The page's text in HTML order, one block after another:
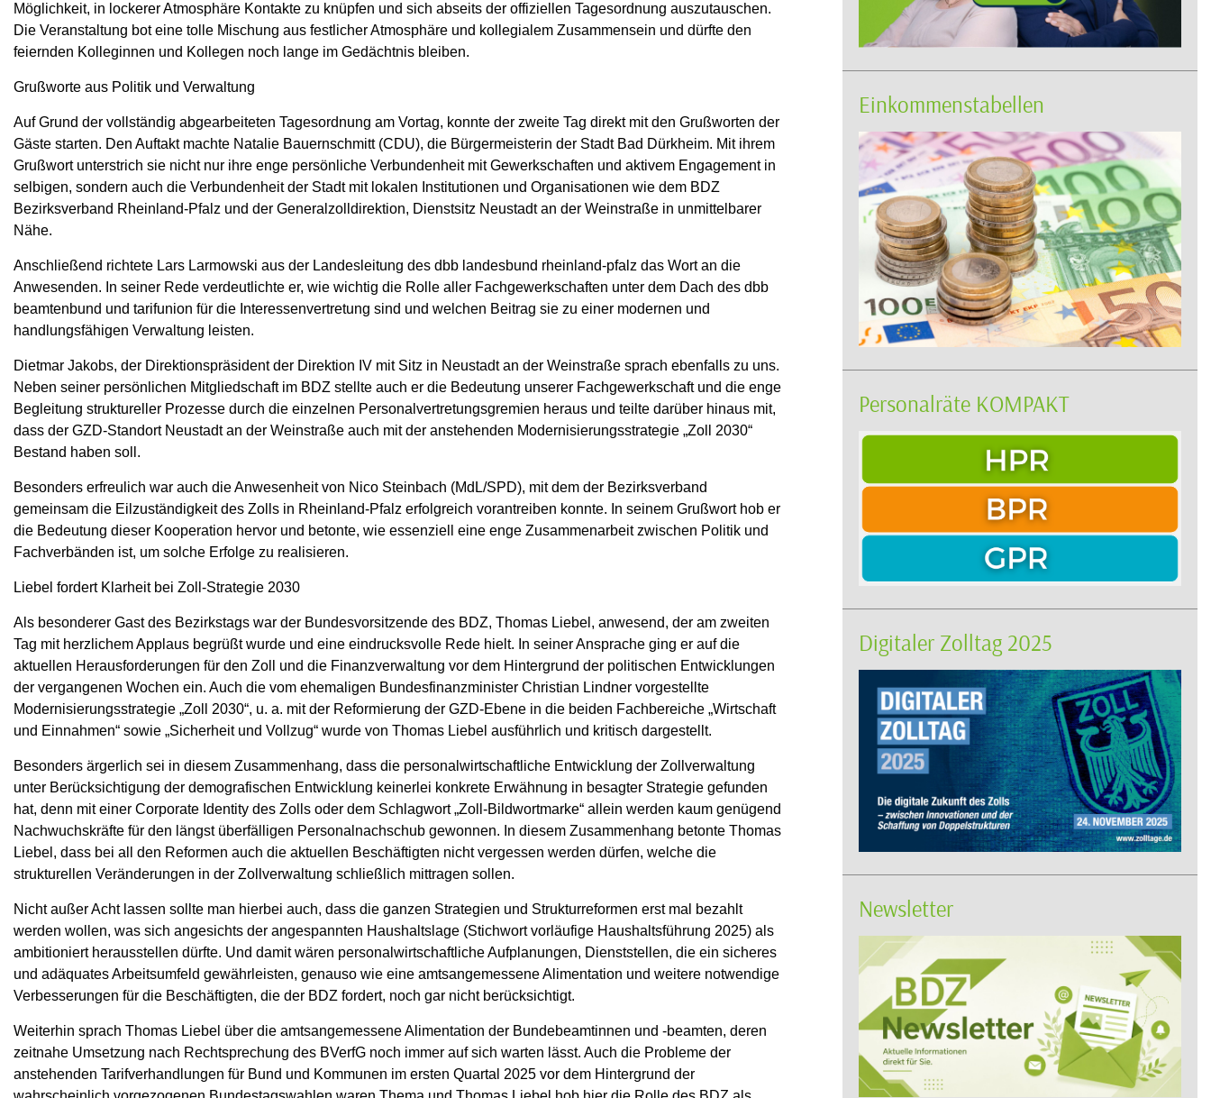
Möglichkeit, in lockerer Atmosphäre Kontakte zu knüpfen und sich abseits der offiziellen Tagesordnung auszutauschen.
Die Veranstaltung bot eine tolle Mischung aus festlicher Atmosphäre und kollegialem Zusammensein und dürfte den
feiernden Kolleginnen und Kollegen noch lange im Gedächtnis bleiben.
Grußworte aus Politik und Verwaltung
Auf Grund der vollständig abgearbeiteten Tagesordnung am Vortag, konnte der zweite Tag direkt mit den Grußworten der
Gäste starten. Den Auftakt machte Natalie Bauernschmitt (CDU), die Bürgermeisterin der Stadt Bad Dürkheim. Mit ihrem
Grußwort unterstrich sie nicht nur ihre enge persönliche Verbundenheit mit Gewerkschaften und aktivem Engagement in
selbigen, sondern auch die Verbundenheit der Stadt mit lokalen Institutionen und Organisationen wie dem BDZ
Bezirksverband Rheinland-Pfalz und der Generalzolldirektion, Dienstsitz Neustadt an der Weinstraße in unmittelbarer
Nähe.
Anschließend richtete Lars Larmowski aus der Landesleitung des dbb landesbund rheinland-pfalz das Wort an die
Anwesenden. In seiner Rede verdeutlichte er, wie wichtig die Rolle aller Fachgewerkschaften unter dem Dach des dbb
beamtenbund und tarifunion für die Interessenvertretung sind und welchen Beitrag sie zu einer modernen und
handlungsfähigen Verwaltung leisten.
Dietmar Jakobs, der Direktionspräsident der Direktion IV mit Sitz in Neustadt an der Weinstraße sprach ebenfalls zu uns.
Neben seiner persönlichen Mitgliedschaft im BDZ stellte auch er die Bedeutung unserer Fachgewerkschaft und die enge
Begleitung struktureller Prozesse durch die einzelnen Personalvertretungsgremien heraus und teilte darüber hinaus mit,
dass der GZD-Standort Neustadt an der Weinstraße auch mit der anstehenden Modernisierungsstrategie „Zoll 2030“
Bestand haben soll.
Besonders erfreulich war auch die Anwesenheit von Nico Steinbach (MdL/SPD), mit dem der Bezirksverband
gemeinsam die Eilzuständigkeit des Zolls in Rheinland-Pfalz erfolgreich vorantreiben konnte. In seinem Grußwort hob er
die Bedeutung dieser Kooperation hervor und betonte, wie essenziell eine enge Zusammenarbeit zwischen Politik und
Fachverbänden ist, um solche Erfolge zu realisieren.
Liebel fordert Klarheit bei Zoll-Strategie 2030
Als besonderer Gast des Bezirkstags war der Bundesvorsitzende des BDZ, Thomas Liebel, anwesend, der am zweiten
Tag mit herzlichem Applaus begrüßt wurde und eine eindrucksvolle Rede hielt. In seiner Ansprache ging er auf die
aktuellen Herausforderungen für den Zoll und die Finanzverwaltung vor dem Hintergrund der politischen Entwicklungen
der vergangenen Wochen ein. Auch die vom ehemaligen Bundesfinanzminister Christian Lindner vorgestellte
Modernisierungsstrategie „Zoll 2030“, u. a. mit der Reformierung der GZD-Ebene in die beiden Fachbereiche „Wirtschaft
und Einnahmen“ sowie „Sicherheit und Vollzug“ wurde von Thomas Liebel ausführlich und kritisch dargestellt.
Besonders ärgerlich sei in diesem Zusammenhang, dass die personalwirtschaftliche Entwicklung der Zollverwaltung
unter Berücksichtigung der demografischen Entwicklung keinerlei konkrete Erwähnung in besagter Strategie gefunden
hat, denn mit einer Corporate Identity des Zolls oder dem Schlagwort „Zoll-Bildwortmarke“ allein werden kaum genügend
Nachwuchskräfte für den längst überfälligen Personalnachschub gewonnen. In diesem Zusammenhang betonte Thomas
Liebel, dass bei all den Reformen auch die aktuellen Beschäftigten nicht vergessen werden dürfen, welche die
strukturellen Veränderungen in der Zollverwaltung schließlich mittragen sollen.
Nicht außer Acht lassen sollte man hierbei auch, dass die ganzen Strategien und Strukturreformen erst mal bezahlt
werden wollen, was sich angesichts der angespannten Haushaltslage (Stichwort vorläufige Haushaltsführung 2025) als
ambitioniert herausstellen dürfte. Und damit wären personalwirtschaftliche Aufplanungen, Dienststellen, die ein sicheres
und adäquates Arbeitsumfeld gewährleisten, genauso wie eine amtsangemessene Alimentation und weitere notwendige
Verbesserungen für die Beschäftigten, die der BDZ fordert, noch gar nicht berücksichtigt.
Weiterhin sprach Thomas Liebel über die amtsangemessene Alimentation der Bundebeamtinnen und -beamten, deren
zeitnahe Umsetzung nach Rechtsprechung des BVerfG noch immer auf sich warten lässt. Auch die Probleme der
anstehenden Tarifverhandlungen für Bund und Kommunen im ersten Quartal 2025 vor dem Hintergrund der
Einkommenstabellen
Personalräte KOMPAKT
Digitaler Zolltag 2025
Newsletter